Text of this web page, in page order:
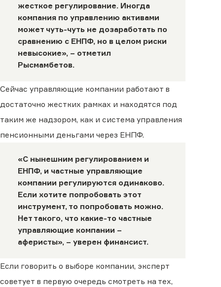
жесткое регулирование. Иногда
компания по управлению активами
может чуть-чуть не дозаработать по
сравнению с ЕНПФ, но в целом риски
невысокие», – отметил
Рысмамбетов.
Сейчас управляющие компании работают в
достаточно жестких рамках и находятся под
таким же надзором, как и система управления
пенсионными деньгами через ЕНПФ.
«С нынешним регулированием и
ЕНПФ, и частные управляющие
компании регулируются одинаково.
Если хотите попробовать этот
инструмент, то попробовать можно.
Нет такого, что какие-то частные
управляющие компании –
аферисты», – уверен финансист.
Если говорить о выборе компании, эксперт
советует в первую очередь смотреть на тех,